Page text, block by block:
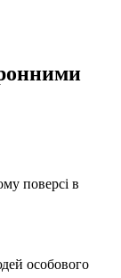
поверсі в
особового